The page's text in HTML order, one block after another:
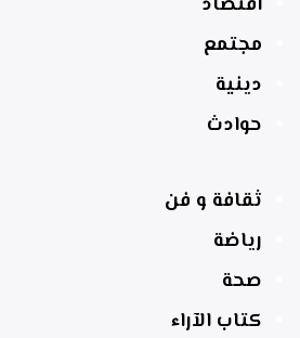
مجتمع
دينية
حوادث
ثقافة و فن
رياضة
صحة
كتاب الآراء